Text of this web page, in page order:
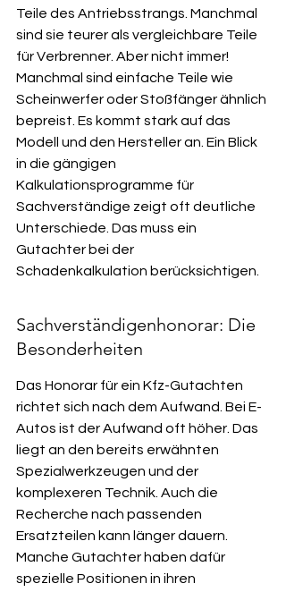
Teile des Antriebsstrangs. Manchmal
sind sie teurer als vergleichbare Teile
für Verbrenner. Aber nicht immer!
Manchmal sind einfache Teile wie
Scheinwerfer oder Stoßfänger ähnlich
bepreist. Es kommt stark auf das
Modell und den Hersteller an. Ein Blick
in die gängigen
Kalkulationsprogramme für
Sachverständige zeigt oft deutliche
Unterschiede. Das muss ein
Gutachter bei der
Schadenkalkulation berücksichtigen.
Sachverständigenhonorar: Die
Besonderheiten
Das Honorar für ein Kfz-Gutachten
richtet sich nach dem Aufwand. Bei E-
Autos ist der Aufwand oft höher. Das
liegt an den bereits erwähnten
Spezialwerkzeugen und der
komplexeren Technik. Auch die
Recherche nach passenden
Ersatzteilen kann länger dauern.
Manche Gutachter haben dafür
spezielle Positionen in ihren